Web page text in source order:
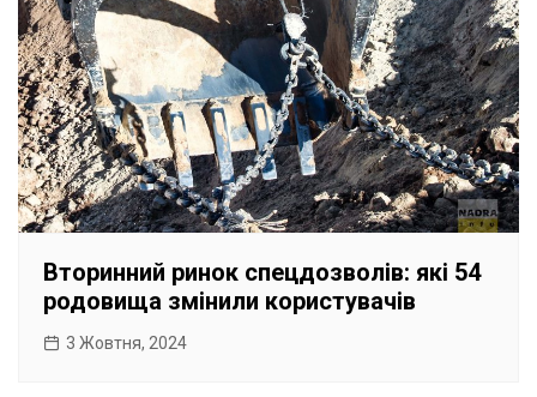
Вторинний ринок спецдозволів: які 54
родовища змінили користувачів
3 Жовтня, 2024